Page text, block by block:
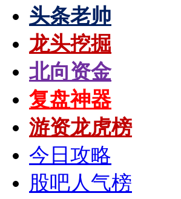
头条老帅
龙头挖掘
北向资金
复盘神器
游资龙虎榜
今日攻略
股吧人气榜